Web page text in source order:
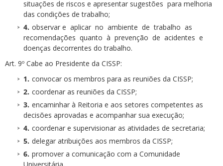
situações de riscos e apresentar sugestões para melhoria
das condições de trabalho;
observar e aplicar no ambiente de trabalho as
recomendações quanto à prevenção de acidentes e
doenças decorrentes do trabalho.
Art. 9º Cabe ao Presidente da CISSP:
convocar os membros para as reuniões da CISSP;
coordenar as reuniões da CISSP;
encaminhar à Reitoria e aos setores competentes as
decisões aprovadas e acompanhar sua execução;
coordenar e supervisionar as atividades de secretaria;
delegar atribuições aos membros da CISSP;
promover a comunicação com a Comunidade